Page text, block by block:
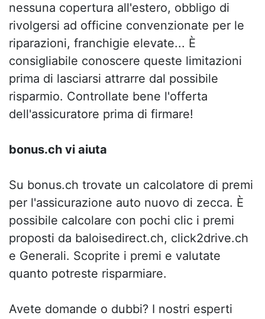
nessuna copertura all'estero, obbligo di
rivolgersi ad officine convenzionate per le
riparazioni, franchigie elevate... È
consigliabile conoscere queste limitazioni
prima di lasciarsi attrarre dal possibile
risparmio. Controllate bene l'offerta
dell'assicuratore prima di firmare!
bonus.ch vi aiuta
Su bonus.ch trovate un calcolatore di premi
per l'assicurazione auto nuovo di zecca. È
possibile calcolare con pochi clic i premi
proposti da baloisedirect.ch, click2drive.ch
e Generali. Scoprite i premi e valutate
quanto potreste risparmiare.
Avete domande o dubbi? I nostri esperti